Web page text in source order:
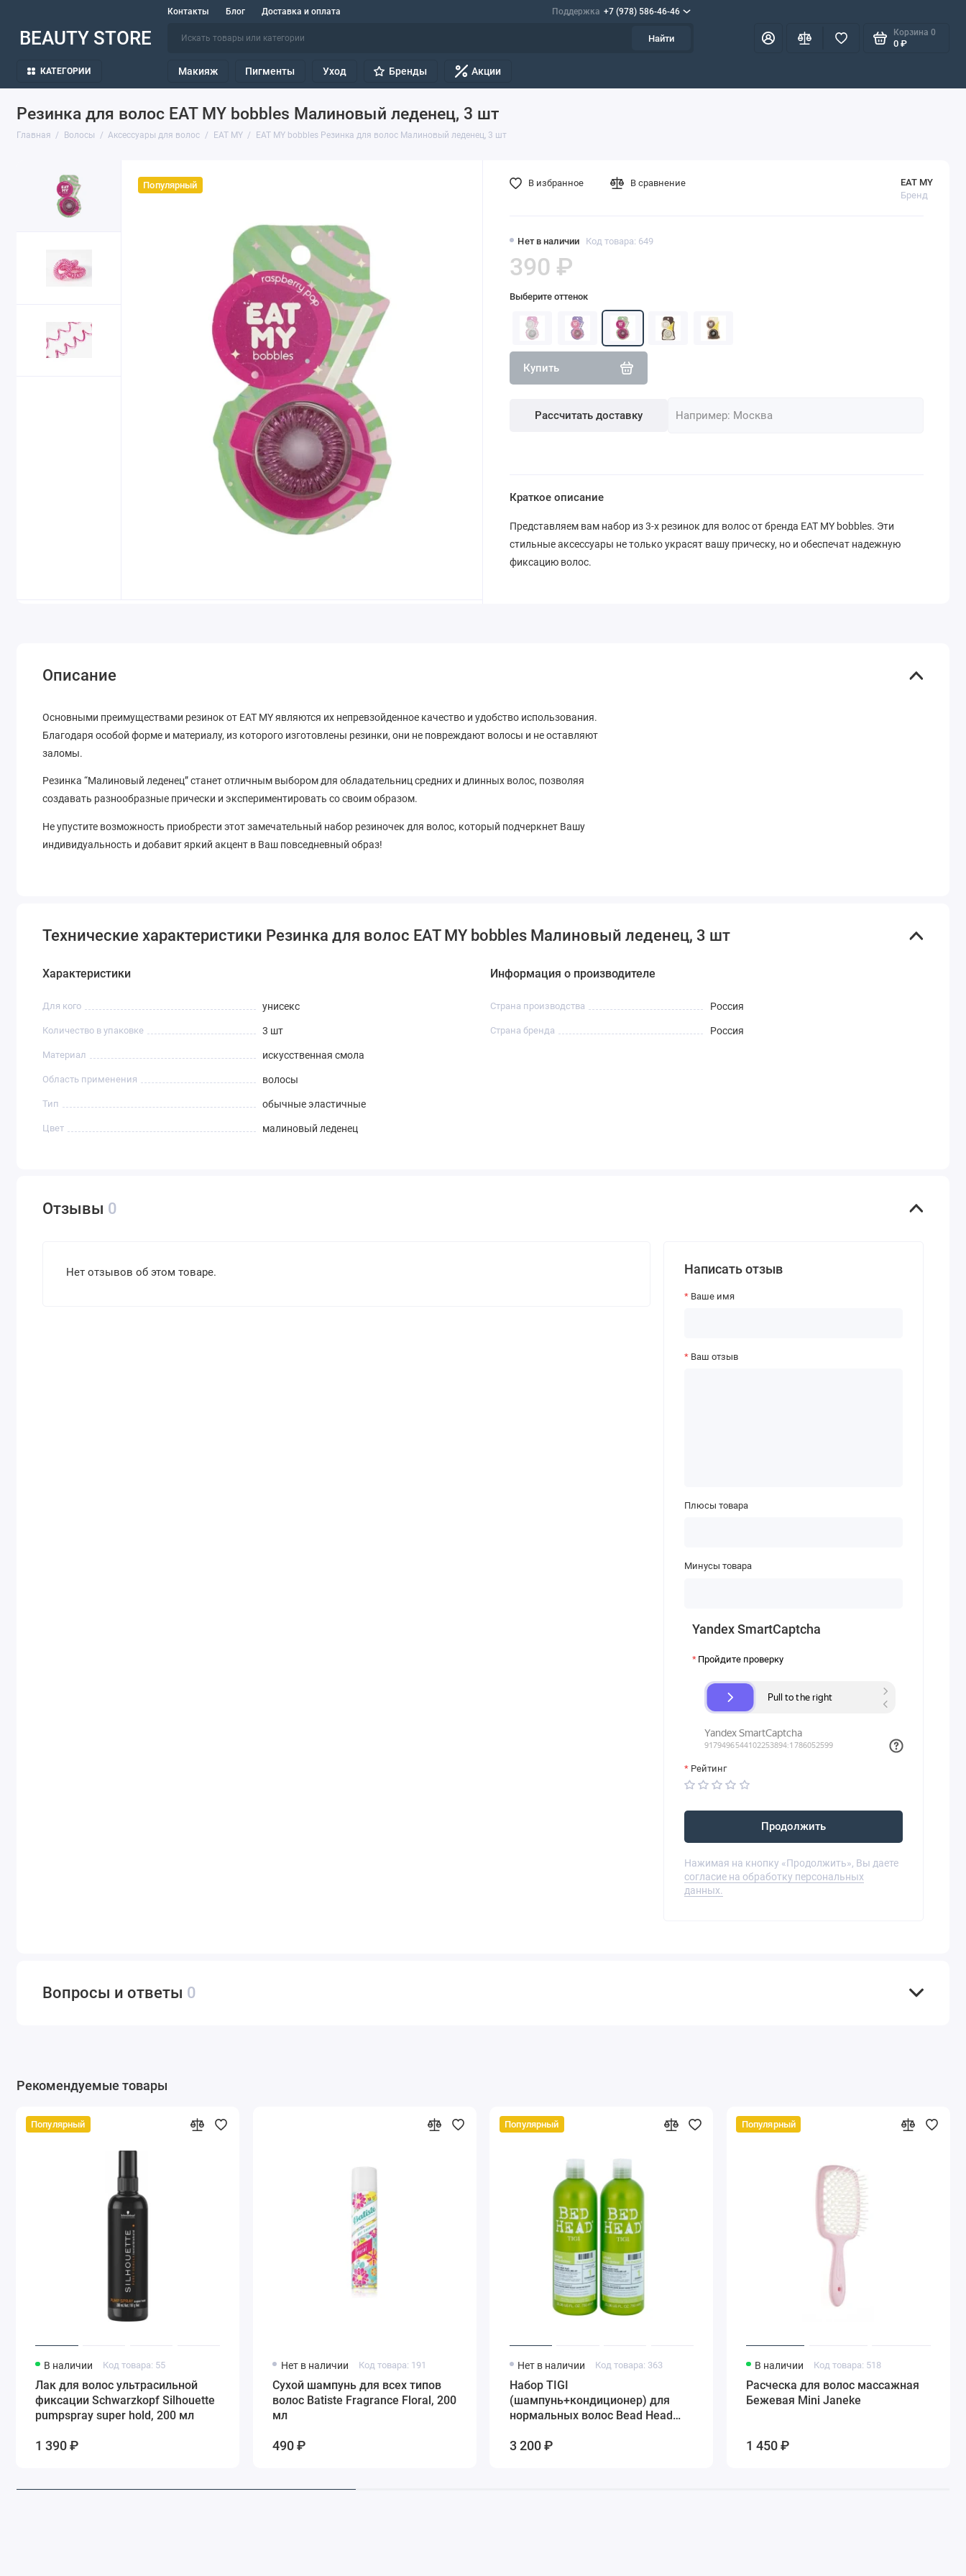
Контакты Блог Доставка и оплата Поддержка +7 (978) 586-46-46
BEAUTY STORE Найти
Корзина 0
0 ₽
КАТЕГОРИИ Макияж Пигменты Уход Бренды Акции
Резинка для волос EAT MY bobbles Малиновый леденец, 3 шт
Главная Волосы Аксессуары для волос EAT MY EAT MY bobbles Резинка для волос Малиновый леденец, 3 шт
Популярный
Нет в наличии Код товара: 649
EAT MY
Бренд
390 ₽
Выберите оттенок
Купить
Рассчитать доставку
В избранное В сравнение
Краткое описание
Представляем вам набор из 3-х резинок для волос от бренда EAT MY bobbles. Эти
стильные аксессуары не только украсят вашу прическу, но и обеспечат надежную
фиксацию волос.
Описание
Основными преимуществами резинок от EAT MY являются их непревзойденное качество и удобство использования.
Благодаря особой форме и материалу, из которого изготовлены резинки, они не повреждают волосы и не оставляют
заломы.
Резинка “Малиновый леденец” станет отличным выбором для обладательниц средних и длинных волос, позволяя
создавать разнообразные прически и экспериментировать со своим образом.
Не упустите возможность приобрести этот замечательный набор резиночек для волос, который подчеркнет Вашу
индивидуальность и добавит яркий акцент в Ваш повседневный образ!
Технические характеристики Резинка для волос EAT MY bobbles Малиновый леденец, 3 шт
Характеристики
Для кого унисекс
Количество в упаковке 3 шт
Материал искусственная смола
Область применения волосы
Тип обычные эластичные
Цвет малиновый леденец
Информация о производителе
Страна производства Россия
Страна бренда Россия
Отзывы 0
Нет отзывов об этом товаре. Написать отзыв
Ваше имя
Ваш отзыв
Плюсы товара
Минусы товара
Yandex SmartCaptcha
Пройдите проверку
Рейтинг
Продолжить
Нажимая на кнопку «Продолжить», Вы даете
согласие на обработку персональных
данных.
Вопросы и ответы 0
Рекомендуемые товары
Популярный
В наличии Код товара: 55
Лак для волос ультрасильной
фиксации Schwarzkopf Silhouette
pumpspray super hold, 200 мл
1 390 ₽
Нет в наличии Код товара: 191
Сухой шампунь для всех типов
волос Batiste Fragrance Floral, 200
мл
490 ₽
Популярный
Нет в наличии Код товара: 363
Набор TIGI
(шампунь+кондиционер) для
нормальных волос Bead Head
2*750 мл
3 200 ₽
Популярный
В наличии Код товара: 518
Расческа для волос массажная
Бежевая Mini Janeke
1 450 ₽